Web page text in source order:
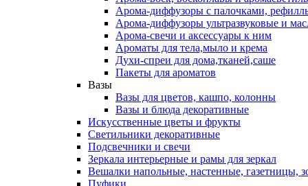
Арома-диффузоры с палочками,
Арома-диффузоры ультразвуковые и
Арома-свечи и аксессуары к ним
Ароматы для тела,мыло и крема
Духи-спреи для дома,тканей,саше
Пакеты для ароматов
Вазы
Вазы для цветов, кашпо, колонны
Вазы и блюда декоративные
Искусственные цветы и фрукты
Светильники декоративные
Подсвечники и свечи
Зеркала интерьерные и рамы для зеркал
Вешалки напольные, настенные, газетницы,
Пуфики